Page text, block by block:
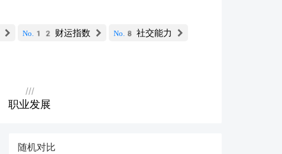
No.12 财运指数 No.8 社交能力
///
职业发展
随机对比